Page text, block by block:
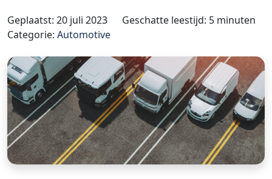
Geplaatst: 20 juli 2023
Geschatte leestijd: 5 minuten
Categorie: Automotive